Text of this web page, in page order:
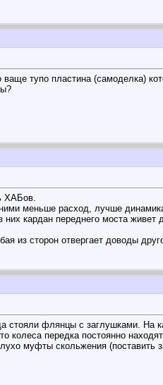
тупо пластина (самоделка)
ХАБов.
меньше расход, лучше
них кардан переднего моста
из сторон отвергает доводы
стояли флянцы с заглушками. На
колеса передка постоянно
муфты скольжения